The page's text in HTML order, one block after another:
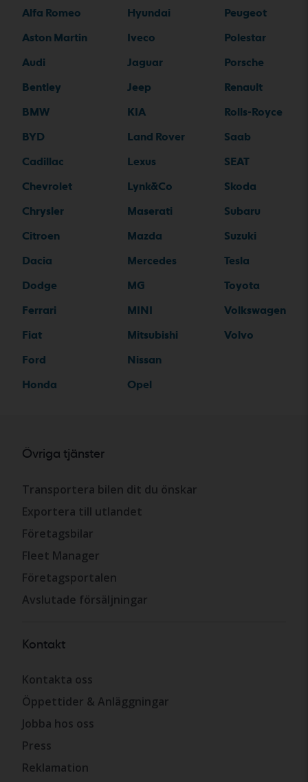
Alfa Romeo
Aston Martin
Audi
Bentley
BMW
BYD
Cadillac
Chevrolet
Chrysler
Citroen
Dacia
Dodge
Ferrari
Fiat
Ford
Honda
Hyundai
Iveco
Jaguar
Jeep
KIA
Land Rover
Lexus
Lynk&Co
Maserati
Mazda
Mercedes
MG
MINI
Mitsubishi
Nissan
Opel
Peugeot
Polestar
Porsche
Renault
Rolls-Royce
Saab
SEAT
Skoda
Subaru
Suzuki
Tesla
Toyota
Volkswagen
Volvo
Övriga tjänster
Transportera bilen dit du önskar
Exportera till utlandet
Företagsbilar
Fleet Manager
Företagsportalen
Avslutade försäljningar
Kontakt
Kontakta oss
Öppettider & Anläggningar
Jobba hos oss
Press
Reklamation